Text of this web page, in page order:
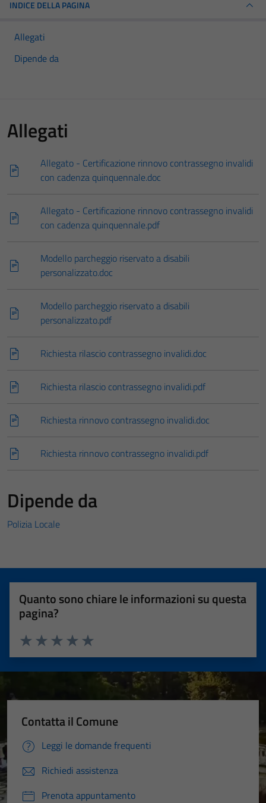
INDICE DELLA PAGINA
Allegati
Dipende da
Allegati
Allegato - Certificazione rinnovo contrassegno invalidi
con cadenza quinquennale.doc
Allegato - Certificazione rinnovo contrassegno invalidi
con cadenza quinquennale.pdf
Modello parcheggio riservato a disabili
personalizzato.doc
Modello parcheggio riservato a disabili
personalizzato.pdf
Richiesta rilascio contrassegno invalidi.doc
Richiesta rilascio contrassegno invalidi.pdf
Richiesta rinnovo contrassegno invalidi.doc
Richiesta rinnovo contrassegno invalidi.pdf
Dipende da
Polizia Locale
Quanto sono chiare le informazioni su questa
pagina?
Valuta 5 stelle su 5
Valuta 4 stelle su 5
Valuta 3 stelle su 5
Valuta 2 stelle su 5
Valuta 1 stelle su 5
Contatta il Comune
Leggi le domande frequenti
Richiedi assistenza
Prenota appuntamento